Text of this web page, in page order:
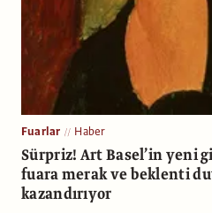
Fuarlar Haber
Sürpriz! Art Basel’in yeni
fuara merak ve beklenti
kazandırıyor